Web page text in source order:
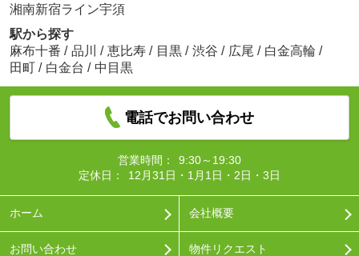
湘南新宿ライン宇須
駅から探す
麻布十番 / 品川 / 恵比寿 / 目黒 / 渋谷 / 広尾 / 白金高輪 /
田町 / 白金台 / 中目黒
電話でお問い合わせ
営業時間：
9:30～19:30
定休日：
12月31日・1月1日・2日・3日
ホーム 会社概要
お問い合わせ 物件リクエスト